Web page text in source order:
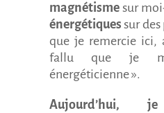
magnétismesur
énergétiques sur des
que je remercie
fallu que je
énergéticienne ».
Aujourd’hui,